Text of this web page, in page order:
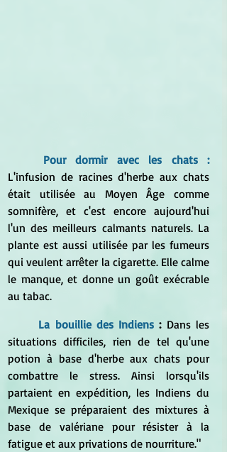
Pour dormir avec les chats :
L'infusion de racines d'herbe aux chats
était utilisée au Moyen Âge comme
somnifère, et c'est encore aujourd'hui
l'un des meilleurs calmants naturels. La
plante est aussi utilisée par les fumeurs
qui veulent arrêter la cigarette. Elle calme
le manque, et donne un goût exécrable
au tabac.
La bouillie des Indiens : Dans les
situations difficiles, rien de tel qu'une
potion à base d'herbe aux chats pour
combattre le stress. Ainsi lorsqu'ils
partaient en expédition, les Indiens du
Mexique se préparaient des mixtures à
base de valériane pour résister à la
fatigue et aux privations de nourriture."